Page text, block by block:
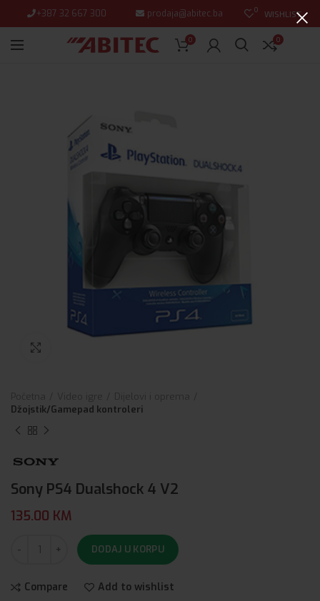
+387 32 667 300 prodaja@abitec.ba 0 WISHLIST
0 0
Džojstik/Gamepad kontroleri
Sony PS4 Dualshock 4 V2
135.00 KM
DODAJ U KORPU
Compare Add to wishlist